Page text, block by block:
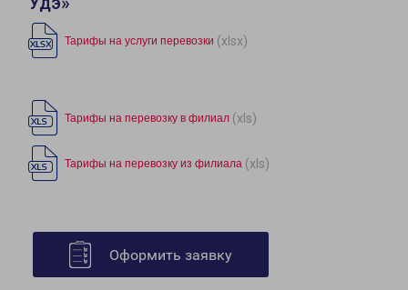
Тарифы на услуги перевозки (xlsx)
Тарифы на перевозку в филиал (xls)
Тарифы на перевозку из филиала (xls)
Оформить заявку